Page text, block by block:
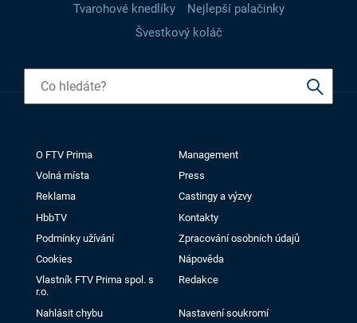
Tvarohové knedlíky
Nejlepší palačinky
Švestkový koláč
O FTV Prima
Management
Volná místa
Press
Reklama
Castingy a výzvy
HbbTV
Kontakty
Podmínky užívání
Zpracování osobních údajů
Cookies
Nápověda
Vlastník FTV Prima spol. s
r.o.
Redakce
Nahlásit chybu Nastavení soukromí